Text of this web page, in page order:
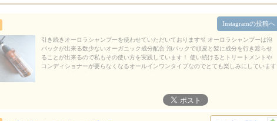
引き続きオーロラシャンプーを使わせていただいております🫧 オーロラシャンプーは泡
パックが出来る数少ないオーガニック成分配合 泡パックで頭皮と髪に成分を行き渡らせ
ることが出来るので私もその使い方を実践しています！ 使い続けるとトリートメントや
コンディショナーが要らなくなるオールインワンタイプなのでとても楽しみにしています
Instagramの投稿へ